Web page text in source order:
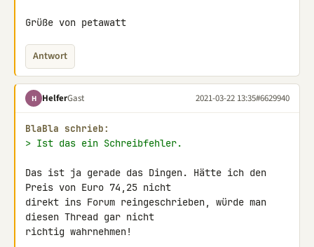
Grüße von petawatt
Antwort
H HelferGast 2021-03-22 13:35#6629940
BlaBla schrieb:
> Ist das ein Schreibfehler.
Das ist ja gerade das Dingen. Hätte ich den
Preis von Euro 74,25 nicht
direkt ins Forum reingeschrieben, würde man
diesen Thread gar nicht
richtig wahrnehmen!